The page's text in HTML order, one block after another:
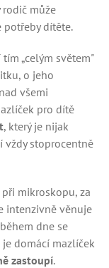
může
dítěte.
„celým světem"
o jeho
všemi
pro dítě
, který je nijak
vždy stoprocentně
mikroskopu, za
intenzivně věnuje
dne se
domácí mazlíček
zastoupí.